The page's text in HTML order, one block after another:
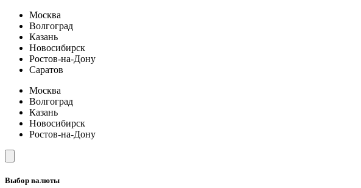
Москва
Волгоград
Казань
Новосибирск
Ростов-на-Дону
Саратов
Москва
Волгоград
Казань
Новосибирск
Ростов-на-Дону
Выбор валюты